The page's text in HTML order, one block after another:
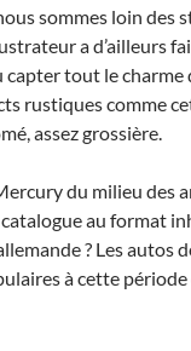
sommes loin des
a d’ailleurs
capter tout le
rustiques comme
assez grossière.
du milieu des
au format
? Les autos
à cette